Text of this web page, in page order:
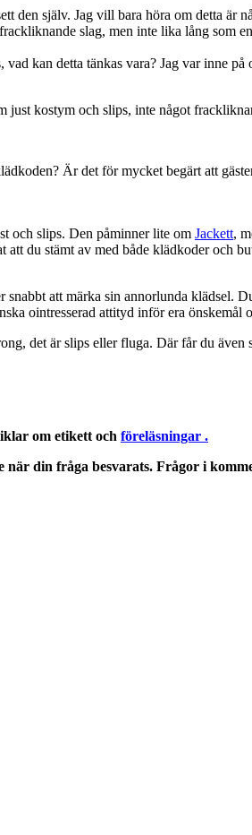
den själv. Jag vill bara höra om detta är
slag, men inte lika lång som
kan detta tänkas vara? Jag var inne på
just kostym och slips, inte något
Är det för mycket begärt att
och slips. Den påminner lite om Jackett,
du stämt av med både klädkoder och
att märka sin annorlunda klädsel.
ointresserad attityd inför era önskemål
det är slips eller fluga. Där får du även
om etikett och föreläsningar .
när din fråga besvarats. Frågor i